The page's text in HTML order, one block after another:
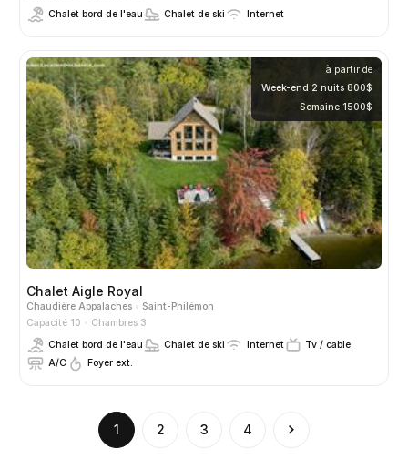
Chalet bord de l'eau
Chalet de ski Internet
à partir de
Week-end 2 nuits 800$
Semaine 1500$
Chalet Aigle Royal
Chaudière Appalaches
Saint-Philémon
Capacité 10
Chambres 3
Chalet bord de l'eau
Chalet de ski Internet
Tv / cable
A/C
Foyer ext.
1
(current) 2 3 4